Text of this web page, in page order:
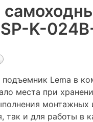
K-
Lema в
места при
монтажных
так и для работы в